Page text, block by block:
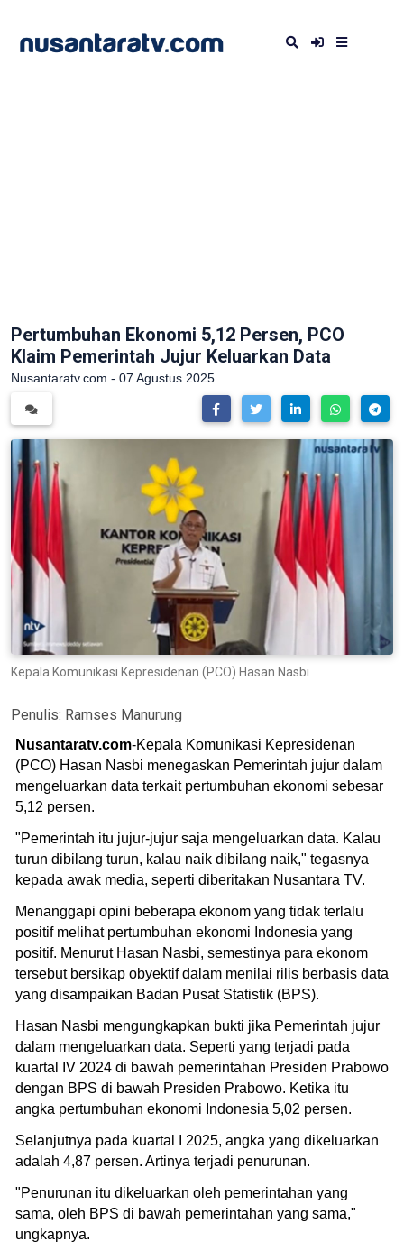
Pertumbuhan Ekonomi 5,12 Persen, PCO
Klaim Pemerintah Jujur Keluarkan Data
Nusantaratv.com - 07 Agustus 2025
Kepala Komunikasi Kepresidenan (PCO) Hasan Nasbi
Penulis: Ramses Manurung
Nusantaratv.com-Kepala Komunikasi Kepresidenan
(PCO) Hasan Nasbi menegaskan Pemerintah jujur dalam
mengeluarkan data terkait pertumbuhan ekonomi sebesar
5,12 persen.
"Pemerintah itu jujur-jujur saja mengeluarkan data. Kalau
turun dibilang turun, kalau naik dibilang naik," tegasnya
kepada awak media, seperti diberitakan Nusantara TV.
Menanggapi opini beberapa ekonom yang tidak terlalu
positif melihat pertumbuhan ekonomi Indonesia yang
positif. Menurut Hasan Nasbi, semestinya para ekonom
tersebut bersikap obyektif dalam menilai rilis berbasis data
yang disampaikan Badan Pusat Statistik (BPS).
Hasan Nasbi mengungkapkan bukti jika Pemerintah jujur
dalam mengeluarkan data. Seperti yang terjadi pada
kuartal IV 2024 di bawah pemerintahan Presiden Prabowo
dengan BPS di bawah Presiden Prabowo. Ketika itu
angka pertumbuhan ekonomi Indonesia 5,02 persen.
Selanjutnya pada kuartal I 2025, angka yang dikeluarkan
adalah 4,87 persen. Artinya terjadi penurunan.
"Penurunan itu dikeluarkan oleh pemerintahan yang
sama, oleh BPS di bawah pemerintahan yang sama,"
ungkapnya.